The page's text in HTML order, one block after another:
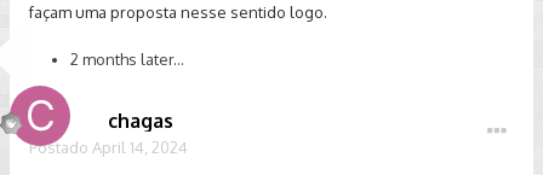
façam uma proposta nesse sentido logo.
2 months later...
chagas
Postado April 14, 2024